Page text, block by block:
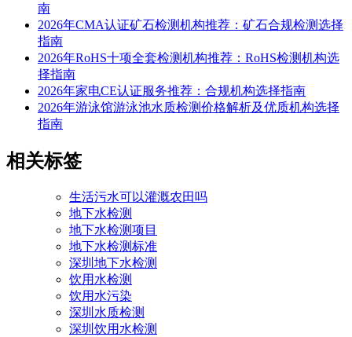
南
2026年CMA认证矿石检测机构推荐：矿石合规检测选择
指南
2026年RoHS十项全套检测机构推荐：RoHS检测机构选
择指南
2026年家电CE认证服务推荐：合规机构选择指南
2026年游泳馆游泳池水质检测价格解析及优质机构选择
指南
相关标签
生活污水可以灌溉农田吗
地下水检测
地下水检测项目
地下水检测标准
深圳地下水检测
饮用水检测
饮用水污染
深圳水质检测
深圳饮用水检测